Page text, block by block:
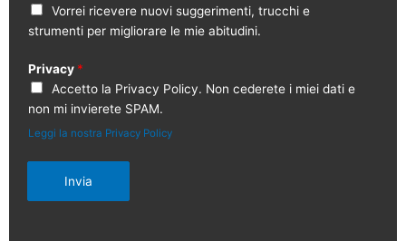
Vorrei ricevere nuovi suggerimenti, trucchi e
strumenti per migliorare le mie abitudini.
Privacy *
Accetto la Privacy Policy. Non cederete i miei dati e
non mi invierete SPAM.
Leggi la nostra Privacy Policy
Invia